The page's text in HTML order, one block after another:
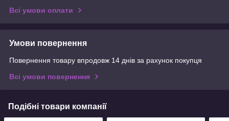
Всі умови оплати
Умови повернення
Повернення товару впродовж 14 днів за рахунок покупця
Всі умови повернення
Подібні товари компанії